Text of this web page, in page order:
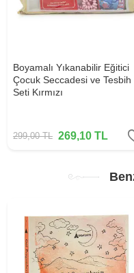
Boyamalı Yıkanabilir Eğitici
Çocuk Seccadesi ve Tesbih
Seti Kırmızı
299,00TL 269,10 TL